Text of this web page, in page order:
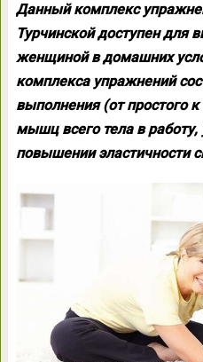
Данный комплекс
Турчинской доступен для
женщиной в домашних
комплекса упражнений
выполнения (от простого
мышц всего тела в
повышении эластичности